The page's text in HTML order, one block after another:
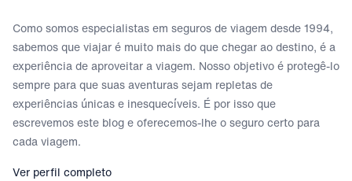
Como somos especialistas em seguros de viagem desde 1994,
sabemos que viajar é muito mais do que chegar ao destino, é a
experiência de aproveitar a viagem. Nosso objetivo é protegê-lo
sempre para que suas aventuras sejam repletas de
experiências únicas e inesquecíveis. É por isso que
escrevemos este blog e oferecemos-lhe o seguro certo para
cada viagem.
Ver perfil completo